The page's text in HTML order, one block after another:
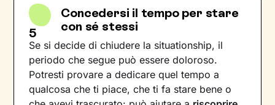
5
Concedersi il tempo per stare
con sé stessi
Se si decide di chiudere la situationship, il
periodo che segue può essere doloroso.
Potresti provare a dedicare quel tempo a
qualcosa che ti piace, che ti fa stare bene o